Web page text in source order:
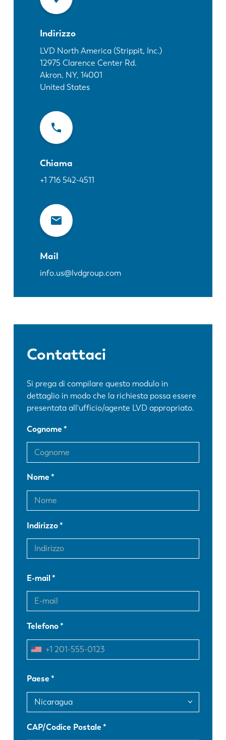
Indirizzo
LVD North America (Strippit, Inc.)
12975 Clarence Center Rd.
Akron, NY, 14001
United States
Chiama
+1 716 542-4511
Mail
info.us@lvdgroup.com
Contattaci
Si prega di compilare questo modulo in
dettaglio in modo che la richiesta possa essere
presentata all'ufficio/agente LVD appropriato.
Cognome
Nome
Indirizzo
E-mail
Telefono
Paese
CAP/Codice Postale
EN
Scopri LVD
Storie di clienti
Centro risorse
Settori e soluzioni
Contattateci